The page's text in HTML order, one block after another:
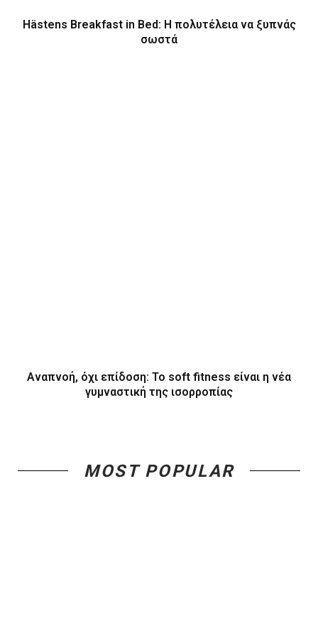
Hästens Breakfast in Bed: Η πολυτέλεια να ξυπνάς
σωστά
Αναπνοή, όχι επίδοση: Το soft fitness είναι η νέα
γυμναστική της ισορροπίας
MOST POPULAR